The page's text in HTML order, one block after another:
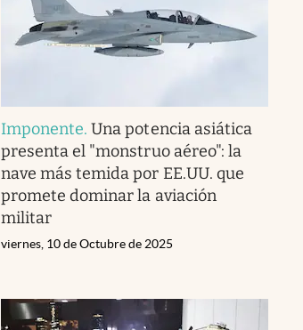
Imponente.Una potencia asiática
presenta el "monstruo aéreo": la
nave más temida por EE.UU. que
promete dominar la aviación
militar
viernes, 10 de Octubre de 2025